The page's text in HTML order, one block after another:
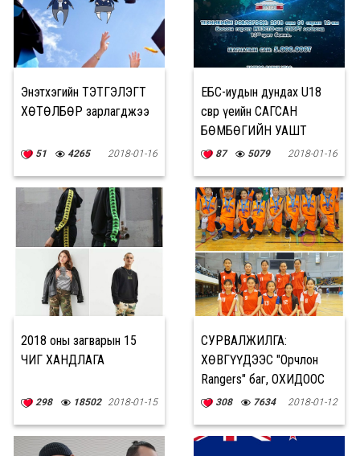
Энэтхэгийн ТЭТГЭЛЭГТ
ХӨТӨЛБӨР зарлагджээ
51 4265 2018-01-16
ЕБС-иудын дундах U18
өсвөр үеийн САГСАН
БӨМБӨГИЙН УАШТ
эхэллээ
87 5079 2018-01-16
2018 оны загварын 15
ЧИГ ХАНДЛАГА
298 18502 2018-01-15
СУРВАЛЖИЛГА:
ХӨВГҮҮДЭЭС "Орчлон
Rangers" баг, ОХИДООС
Дархан-Уул аймгийн баг
308 7634 2018-01-12